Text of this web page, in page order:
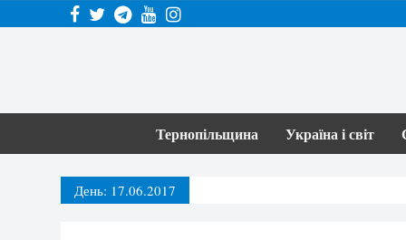
Тернопільщина Україна і світ
День: 17.06.2017